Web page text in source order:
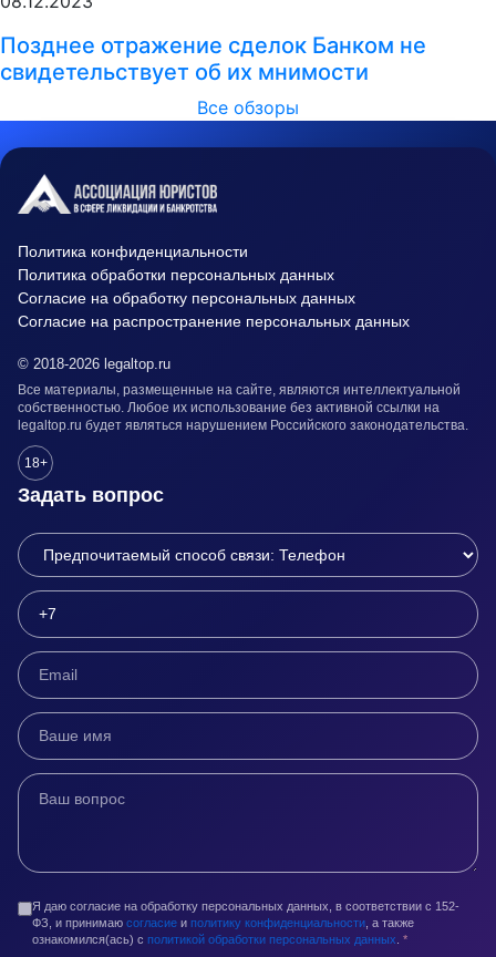
Позднее отражение сделок Банком не
свидетельствует об их мнимости
Все обзоры
Политика конфиденциальности
Политика обработки персональных данных
Согласие на обработку персональных данных
Согласие на распространение персональных данных
© 2018-2026 legaltop.ru
Все материалы, размещенные на сайте, являются интеллектуальной
собственностью. Любое их использование без активной ссылки на
legaltop.ru будет являться нарушением Российского законодательства.
18+
Задать вопрос
Я даю согласие на обработку персональных данных, в соответствии с 152-
ФЗ, и принимаю согласие и политику конфиденциальности , а также
ознакомился(ась) с политикой обработки персональных данных *